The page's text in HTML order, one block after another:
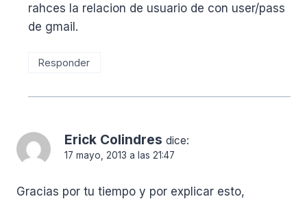
rahces la relacion de usuario de con user/pass
de gmail.
Responder
Erick Colindres dice:
17 mayo, 2013 a las 21:47
Gracias por tu tiempo y por explicar esto,